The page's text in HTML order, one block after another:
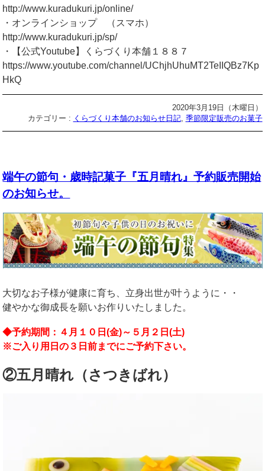
http://www.kuradukuri.jp/online/
・オンラインショップ （スマホ）
http://www.kuradukuri.jp/sp/
・【公式Youtube】くらづくり本舗１８８７
https://www.youtube.com/channel/UChjhUhuMT2TeIIQBz7Kp
HkQ
2020年3月19日（木曜日）
カテゴリー : くらづくり本舗のお知らせ日記, 季節限定販売のお菓子
端午の節句・歳時記菓子『五月晴れ』予約販売開始
のお知らせ。
大切なお子様が健康に育ち、立身出世が叶うように・・
健やかな御成長を願いお作りいたしました。
◆予約期間：４月１０日(金)～５月２日(土)
※ご入り用日の３日前までにご予約下さい。
②五月晴れ（さつきばれ）